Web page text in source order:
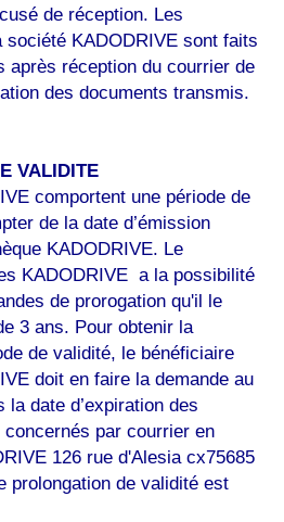
de réception. Les
société KADODRIVE sont faits
après réception du courrier de
des documents transmis.
VALIDITE
comportent une période de
de la date d’émission
KADODRIVE. Le
KADODRIVE a la possibilité
de prorogation qu'il le
3 ans. Pour obtenir la
de validité, le bénéficiaire
doit en faire la demande au
date d’expiration des
par courrier en
126 rue d'Alesiacx75685
prolongation de validité est